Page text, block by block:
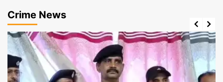
Crime News